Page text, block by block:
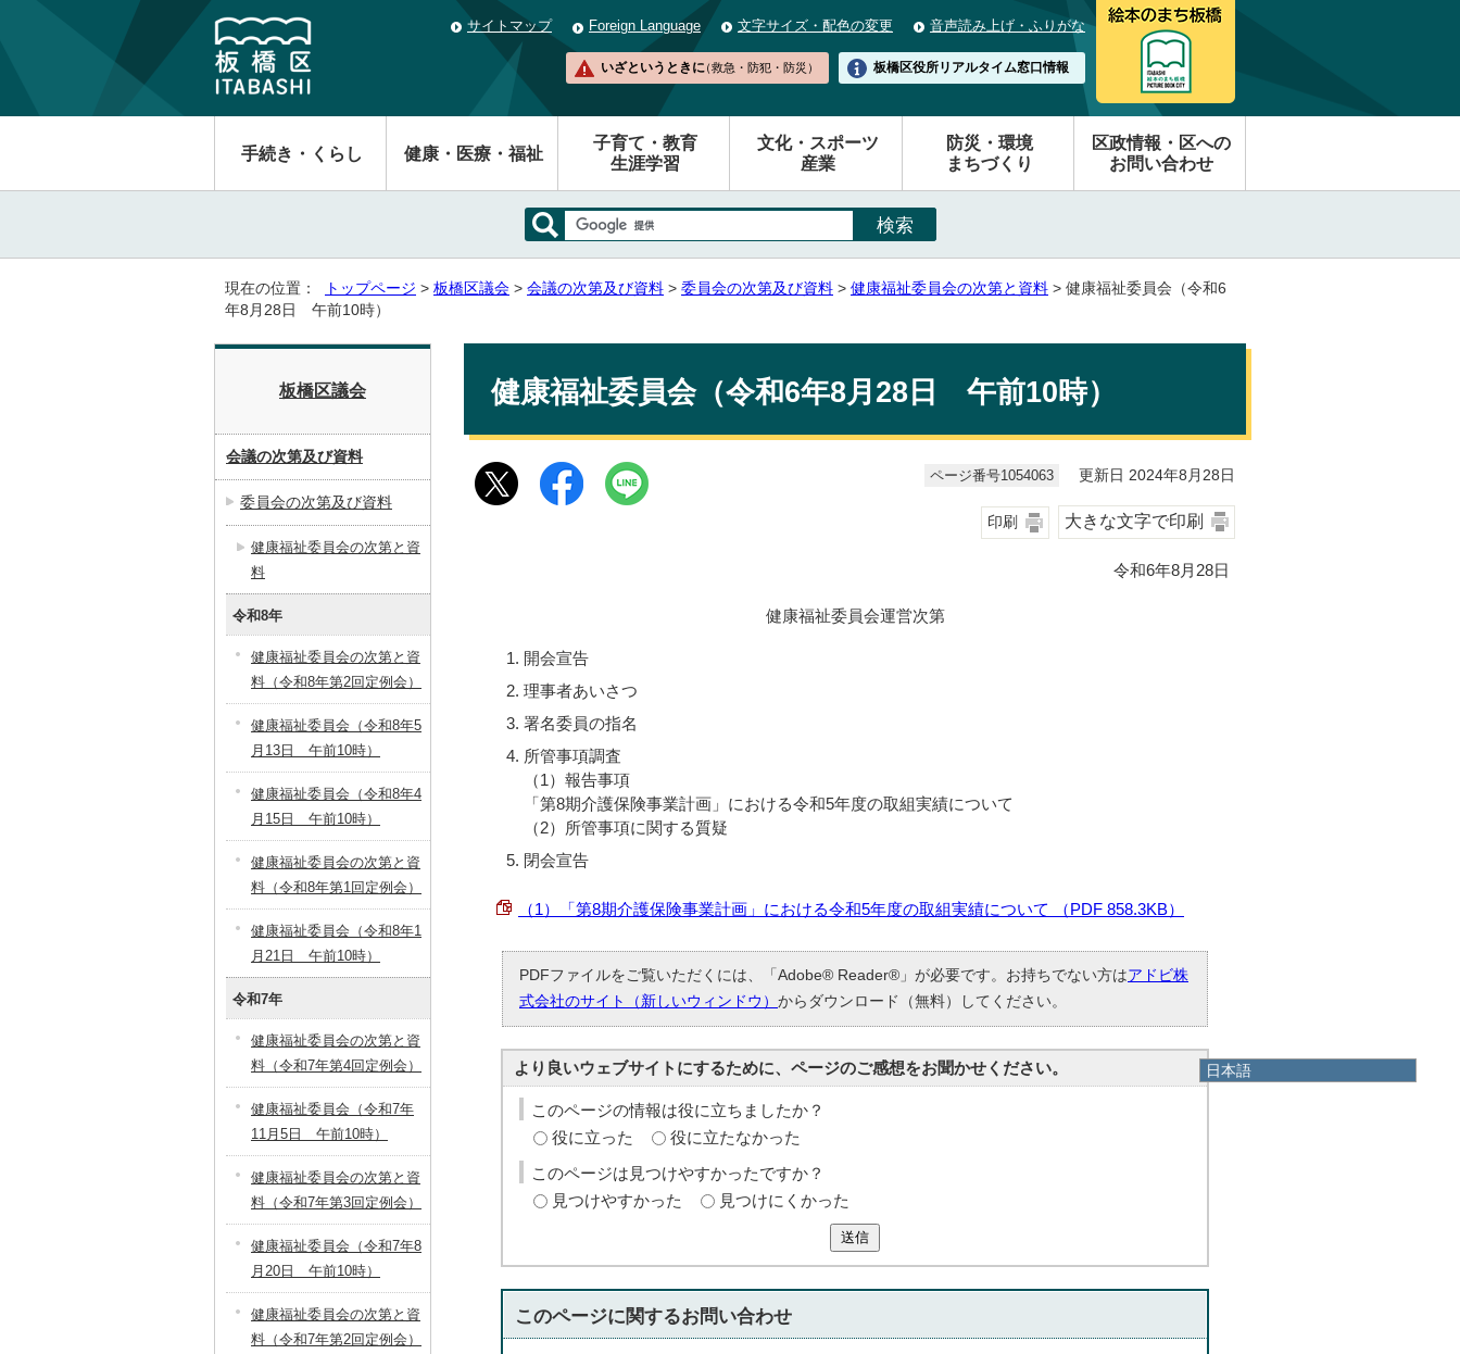
サイトマップ Foreign Language 文字サイズ・配色の変更 音声読み上げ・ふりがな
いざというときに（救急・防犯・防災） 板橋区役所リアルタイム窓口情報
日本語
手続き・くらし 健康・医療・福祉
子育て・教育
生涯学習
文化・スポーツ
産業
防災・環境
まちづくり
区政情報・区への
お問い合わせ
現在の位置： トップページ > 板橋区議会 > 会議の次第及び資料 > 委員会の次第及び資料 > 健康福祉委員会の次第と資料 > 健康福祉委員会（令和6
年8月28日 午前10時）
健康福祉委員会（令和6年8月28日 午前10時）
ページ番号1054063 更新日 2024年8月28日
印刷 大きな文字で印刷
令和6年8月28日
健康福祉委員会運営次第
開会宣告
理事者あいさつ
署名委員の指名
所管事項調査
（1）報告事項
「第8期介護保険事業計画」における令和5年度の取組実績について
（2）所管事項に関する質疑
閉会宣告
（1）「第8期介護保険事業計画」における令和5年度の取組実績について （PDF 858.3KB）
PDFファイルをご覧いただくには、「Adobe® Reader®」が必要です。お持ちでない方はアドビ株
式会社のサイト（新しいウィンドウ） からダウンロード（無料）してください。
より良いウェブサイトにするために、ページのご感想をお聞かせください。
このページの情報は役に立ちましたか？
役に立った
役に立たなかった
このページは見つけやすかったですか？
見つけやすかった
見つけにくかった
送信
このページに関するお問い合わせ
板橋区議会
会議の次第及び資料
委員会の次第及び資料
健康福祉委員会の次第と資
料
令和8年
健康福祉委員会の次第と資
料（令和8年第2回定例会）
健康福祉委員会（令和8年5
月13日 午前10時）
健康福祉委員会（令和8年4
月15日 午前10時）
健康福祉委員会の次第と資
料（令和8年第1回定例会）
健康福祉委員会（令和8年1
月21日 午前10時）
令和7年
健康福祉委員会の次第と資
料（令和7年第4回定例会）
健康福祉委員会（令和7年
11月5日 午前10時）
健康福祉委員会の次第と資
料（令和7年第3回定例会）
健康福祉委員会（令和7年8
月20日 午前10時）
健康福祉委員会の次第と資
料（令和7年第2回定例会）